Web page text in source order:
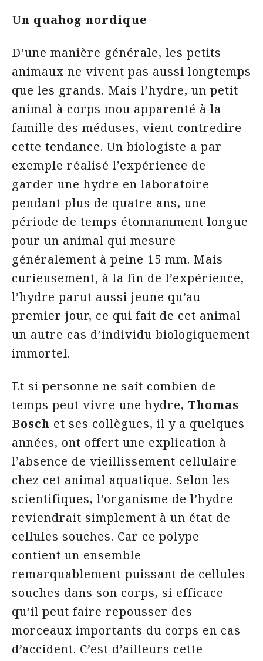
Un quahog nordique
D’une manière générale, les petits
animaux ne vivent pas aussi longtemps
que les grands. Mais l’hydre, un petit
animal à corps mou apparenté à la
famille des méduses, vient contredire
cette tendance. Un biologiste a par
exemple réalisé l’expérience de
garder une hydre en laboratoire
pendant plus de quatre ans, une
période de temps étonnamment longue
pour un animal qui mesure
généralement à peine 15 mm. Mais
curieusement, à la fin de l’expérience,
l’hydre parut aussi jeune qu’au
premier jour, ce qui fait de cet animal
un autre cas d’individu biologiquement
immortel.
Et si personne ne sait combien de
temps peut vivre une hydre, Thomas
Bosch et ses collègues, il y a quelques
années, ont offert une explication à
l’absence de vieillissement cellulaire
chez cet animal aquatique. Selon les
scientifiques, l’organisme de l’hydre
reviendrait simplement à un état de
cellules souches. Car ce polype
contient un ensemble
remarquablement puissant de cellules
souches dans son corps, si efficace
qu’il peut faire repousser des
morceaux importants du corps en cas
d’accident. C’est d’ailleurs cette